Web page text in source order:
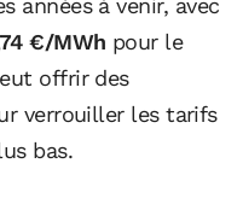
€/MWh pour le
offrir des
verrouiller les tarifs
bas.